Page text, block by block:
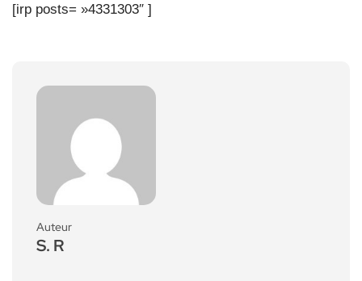
[irp posts= »4331303″ ]
Auteur
S. R